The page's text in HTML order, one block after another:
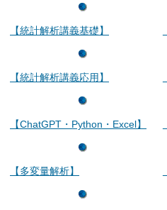
【統計解析講義基礎】
【統計解析講義応用】
【ChatGPT・Python・Excel】
【多変量解析】